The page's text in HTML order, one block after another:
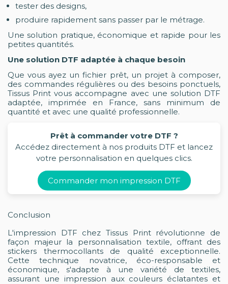
tester des designs,
produire rapidement sans passer par le métrage.
Une solution pratique, économique et rapide pour les
petites quantités.
Une solution DTF adaptée à chaque besoin
Que vous ayez un fichier prêt, un projet à composer,
des commandes régulières ou des besoins ponctuels,
Tissus Print vous accompagne avec une solution DTF
adaptée, imprimée en France, sans minimum de
quantité et avec une qualité professionnelle.
Prêt à commander votre DTF ?
Accédez directement à nos produits DTF et lancez
votre personnalisation en quelques clics.
Commander mon impression DTF
Conclusion
L'impression DTF chez Tissus Print révolutionne de
façon majeur la personnalisation textile, offrant des
stickers thermocollants de qualité exceptionnelle.
Cette technique novatrice, éco-responsable et
économique, s'adapte à une variété de textiles,
assurant une impression aux couleurs éclatantes et